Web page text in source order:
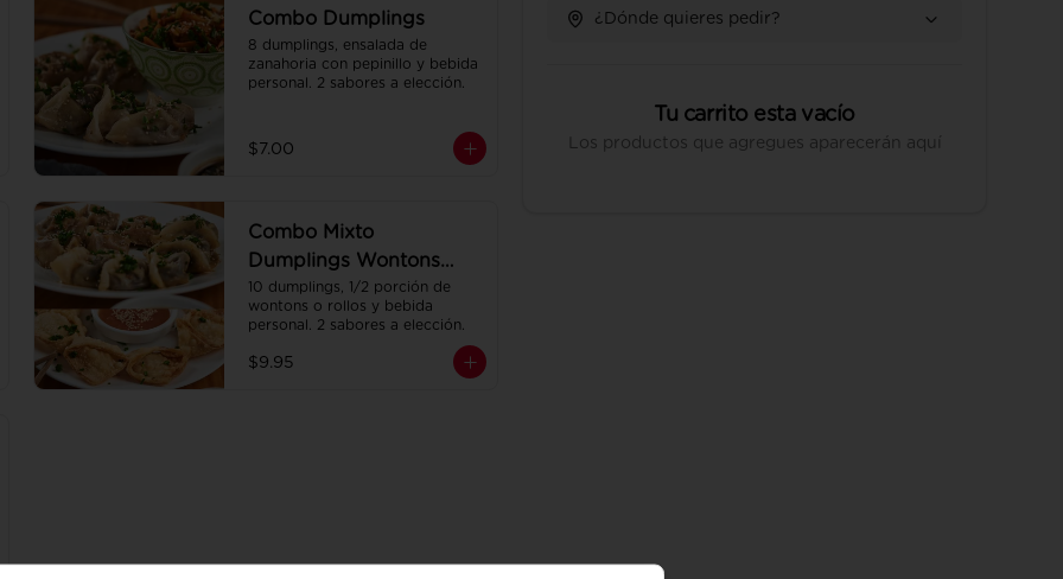
Combo Dumplings
8 dumplings, ensalada de
zanahoria con pepinillo y bebida
personal. 2 sabores a elección.
$7.00
Combo Mixto
Dumplings Wontons
con Bebida
10 dumplings, 1/2 porción de
wontons o rollos y bebida
personal. 2 sabores a elección.
$9.95
¿Dónde quieres pedir?
Tu carrito esta vacío
Los productos que agregues aparecerán aquí